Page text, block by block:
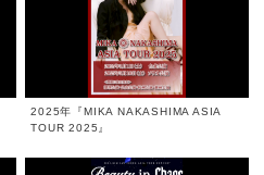
2025年『MIKA NAKASHIMA ASIA
TOUR 2025』